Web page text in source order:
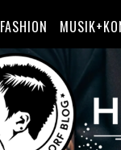
FASHION